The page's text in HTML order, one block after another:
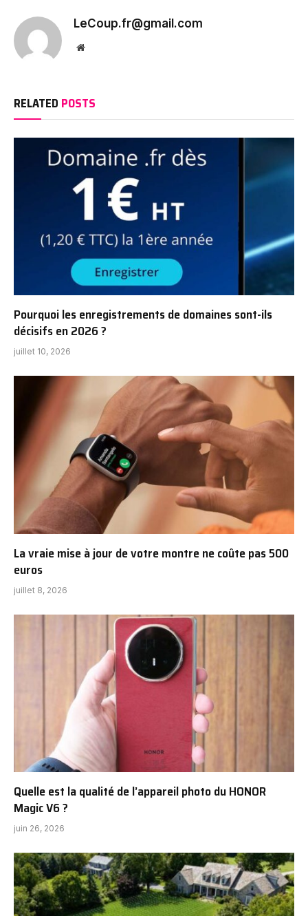
LeCoup.fr@gmail.com
Website
RELATED POSTS
Pourquoi les enregistrements de domaines sont-ils
décisifs en 2026 ?
juillet 10, 2026
La vraie mise à jour de votre montre ne coûte pas 500
euros
juillet 8, 2026
Quelle est la qualité de l’appareil photo du HONOR
Magic V6 ?
juin 26, 2026